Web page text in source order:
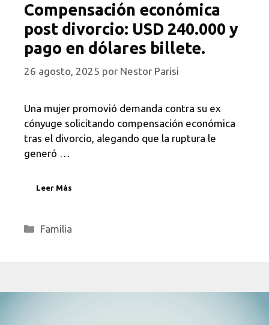
Compensación económica
post divorcio: USD 240.000 y
pago en dólares billete.
26 agosto, 2025 por Nestor Parisi
Una mujer promovió demanda contra su ex
cónyuge solicitando compensación económica
tras el divorcio, alegando que la ruptura le
generó …
Leer Más
Categorías
Familia